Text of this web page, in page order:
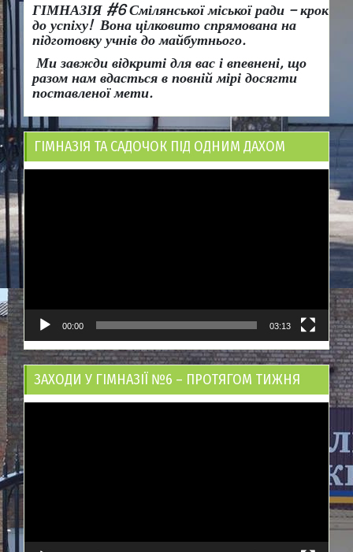
ГІМНАЗІЯ #6 Смілянської міської ради – крок
до успіху! Вона цілковито спрямована на
підготовку учнів до майбутнього.
Ми завжди відкриті для вас і впевнені, що
разом нам вдасться в повній мірі досягти
поставленої мети.
ГІМНАЗІЯ ТА САДОЧОК ПІД ОДНИМ ДАХОМ
00:00 03:13
ЗАХОДИ У ГІМНАЗІЇ №6 – ПРОТЯГОМ ТИЖНЯ